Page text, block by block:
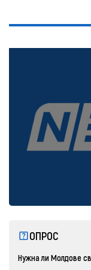
ОПРОС
Нужна ли Молдове